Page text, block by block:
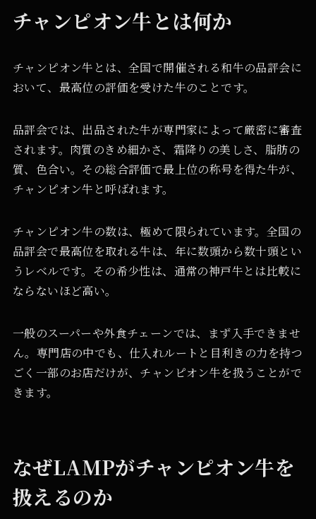
チャンピオン牛とは何か
チャンピオン牛とは、全国で開催される和牛の品評会に
おいて、最高位の評価を受けた牛のことです。
品評会では、出品された牛が専門家によって厳密に審査
されます。肉質のきめ細かさ、霜降りの美しさ、脂肪の
質、色合い。その総合評価で最上位の称号を得た牛が、
チャンピオン牛と呼ばれます。
チャンピオン牛の数は、極めて限られています。全国の
品評会で最高位を取れる牛は、年に数頭から数十頭とい
うレベルです。その希少性は、通常の神戸牛とは比較に
ならないほど高い。
一般のスーパーや外食チェーンでは、まず入手できませ
ん。専門店の中でも、仕入れルートと目利きの力を持つ
ごく一部のお店だけが、チャンピオン牛を扱うことがで
きます。
なぜLAMPがチャンピオン牛を
扱えるのか